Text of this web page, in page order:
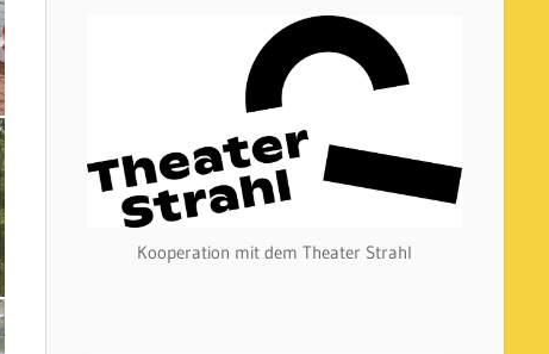
Kooperation mit dem Theater Strahl